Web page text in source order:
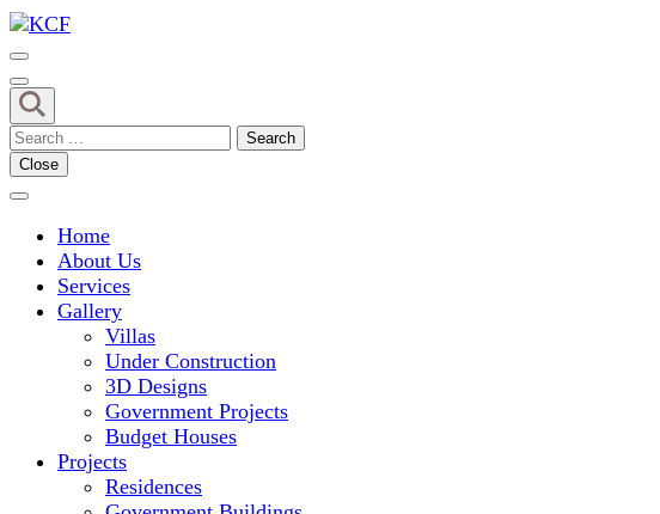
KCF
Search
for:
Close
Home
About Us
Services
Gallery
Villas
Under Construction
3D Designs
Government Projects
Budget Houses
Projects
Residences